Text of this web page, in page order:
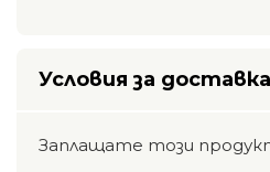
Условия за доставка
Заплащате този